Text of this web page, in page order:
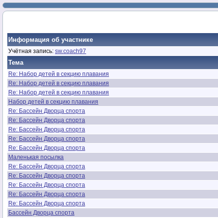
Информация об участнике
Учётная запись: sw.coach97
Тема
Re: Набор детей в секцию плавания
Re: Набор детей в секцию плавания
Re: Набор детей в секцию плавания
Набор детей в секцию плавания
Re: Бассейн Дворца спорта
Re: Бассейн Дворца спорта
Re: Бассейн Дворца спорта
Re: Бассейн Дворца спорта
Re: Бассейн Дворца спорта
Маленькая посылка
Re: Бассейн Дворца спорта
Re: Бассейн Дворца спорта
Re: Бассейн Дворца спорта
Re: Бассейн Дворца спорта
Re: Бассейн Дворца спорта
Бассейн Дворца спорта